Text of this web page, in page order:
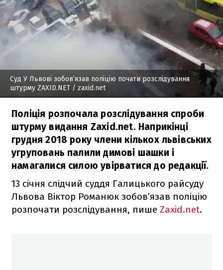
Суд У Львові зобов’язав поліцію почати розслідування
штурму ZAXID.NET / zaxid.net
Поліція розпочала розслідування спроби
штурму видання Zaxid.net. Наприкінці
грудня 2018 року члени кількох львівських
угруповань палили димові шашки і
намагалися силою увірватися до редакції.
13 січня слідчий суддя Галицького райсуду
Львова Віктор Романюк зобов’язав поліцію
розпочати розслідування, пише Zaxid.net.